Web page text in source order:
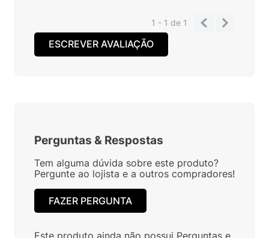
1 - 1de 1
ESCREVER AVALIAÇÃO
Perguntas & Respostas
Tem alguma dúvida sobre este produto?
Pergunte ao lojista e a outros compradores!
FAZER PERGUNTA